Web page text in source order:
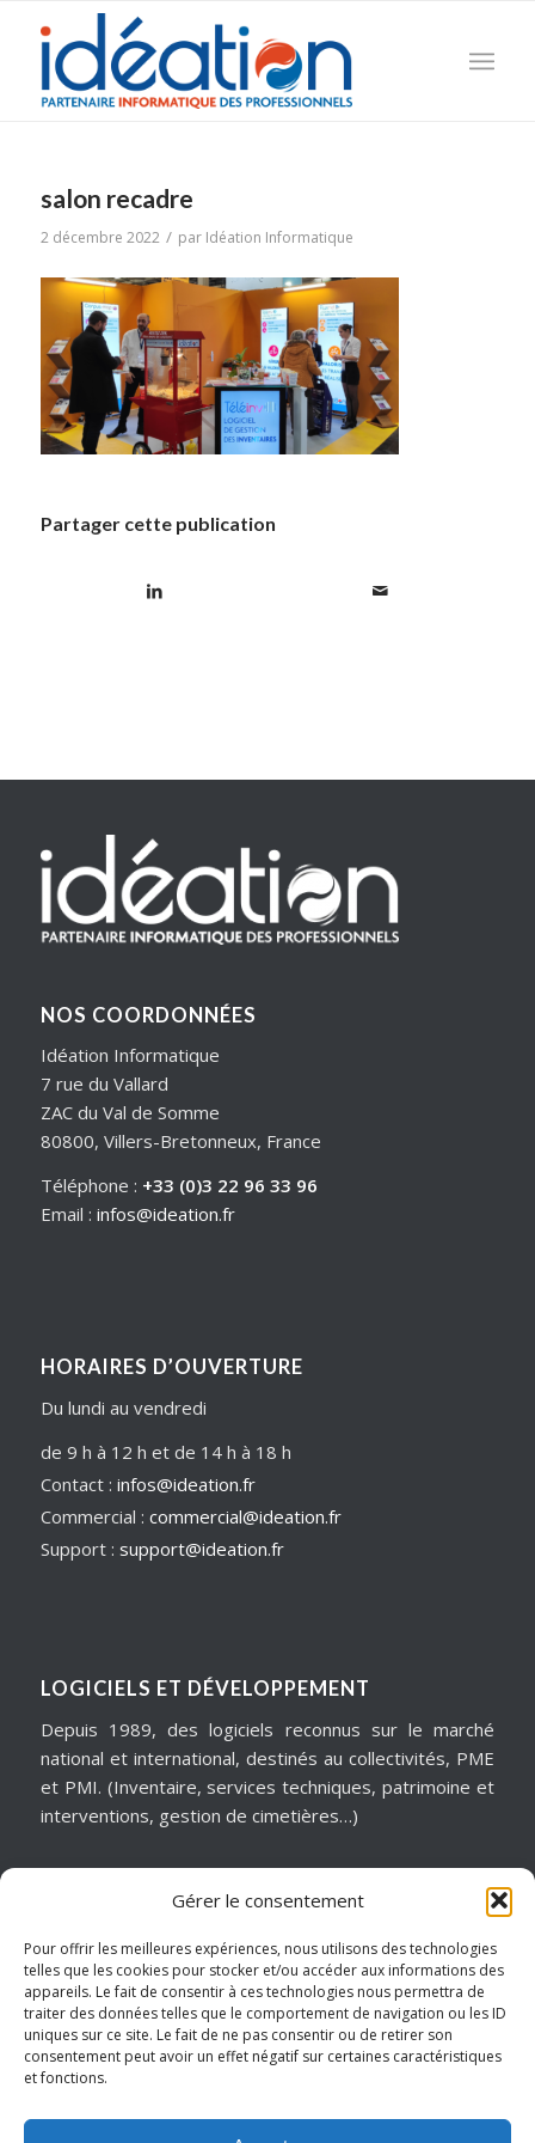
Gérer le consentement
Pour offrir les meilleures expériences, nous utilisons des technologies
telles que les cookies pour stocker et/ou accéder aux informations des
appareils. Le fait de consentir à ces technologies nous permettra de
traiter des données telles que le comportement de navigation ou les ID
uniques sur ce site. Le fait de ne pas consentir ou de retirer son
consentement peut avoir un effet négatif sur certaines caractéristiques
et fonctions.
salon recadre
2 décembre 2022 / par Idéation Informatique
Partager cette publication
NOS COORDONNÉES
Idéation Informatique
7 rue du Vallard
ZAC du Val de Somme
80800, Villers-Bretonneux, France
Téléphone : +33 (0)3 22 96 33 96
Email : infos@ideation.fr
HORAIRES D’OUVERTURE
Du lundi au vendredi
de 9 h à 12 h et de 14 h à 18 h
Contact : infos@ideation.fr
Commercial : commercial@ideation.fr
Support : support@ideation.fr
LOGICIELS ET DÉVELOPPEMENT
Depuis 1989, des logiciels reconnus sur le marché
national et international, destinés au collectivités, PME
et PMI. (Inventaire, services techniques, patrimoine et
interventions, gestion de cimetières…)
MATÉRIELS & ASSISTANCE
Installation, dépannage, assistance informatique,
sécurité informatique, infogérance, virtualisation, cloud
services, internet… Pour garantir notre réactivité, nous
intervenons sur un périmètre géographique de
proximité.